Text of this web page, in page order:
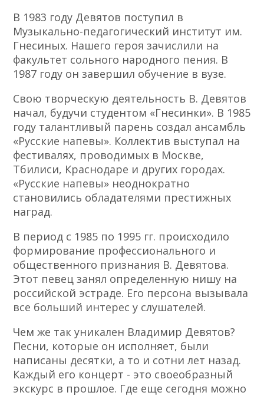
В 1983 году Девятов поступил в
Музыкально-педагогический институт им.
Гнесиных. Нашего героя зачислили на
факультет сольного народного пения. В
1987 году он завершил обучение в вузе.
Свою творческую деятельность В. Девятов
начал, будучи студентом «Гнесинки». В 1985
году талантливый парень создал ансамбль
«Русские напевы». Коллектив выступал на
фестивалях, проводимых в Москве,
Тбилиси, Краснодаре и других городах.
«Русские напевы» неоднократно
становились обладателями престижных
наград.
В период с 1985 по 1995 гг. происходило
формирование профессионального и
общественного признания В. Девятова.
Этот певец занял определенную нишу на
российской эстраде. Его персона вызывала
все больший интерес у слушателей.
Чем же так уникален Владимир Девятов?
Песни, которые он исполняет, были
написаны десятки, а то и сотни лет назад.
Каждый его концерт - это своеобразный
экскурс в прошлое. Где еще сегодня можно